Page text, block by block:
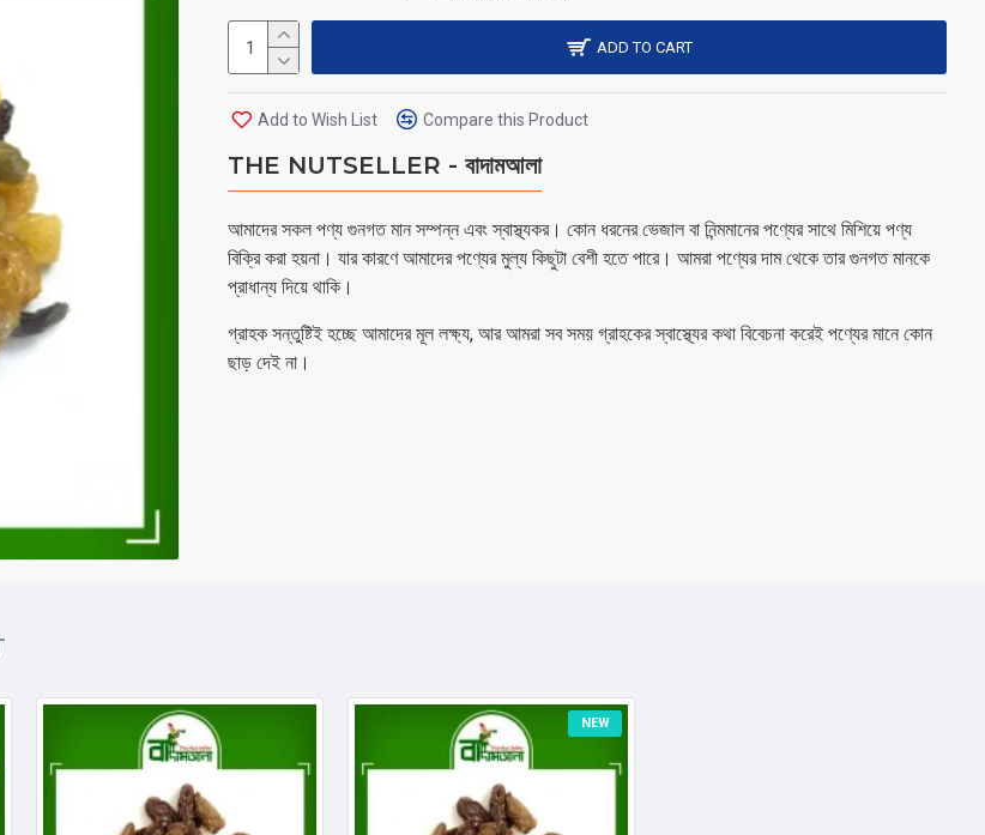
ADD TO CART
Add to Wish List Compare this Product
THE NUTSELLER - বাদামআলা
আমাদের সকল পণ্য গুনগত মান সম্পন্ন এবং স্বাস্থ্যকর। কোন ধরনের ভেজাল বা নিন্মমানের পণ্যের সাথে মিশিয়ে পণ্য
বিক্রি করা হয়না। যার কারণে আমাদের পণ্যের মুল্য কিছুটা বেশী হতে পারে। আমরা পণ্যের দাম থেকে তার গুনগত মানকে
প্রাধান্য দিয়ে থাকি।
গ্রাহক সন্তুষ্টিই হচ্ছে আমাদের মূল লক্ষ্য, আর আমরা সব সময় গ্রাহকের স্বাস্থ্যের কথা বিবেচনা করেই পণ্যের মানে কোন
ছাড় দেই না।
NEW